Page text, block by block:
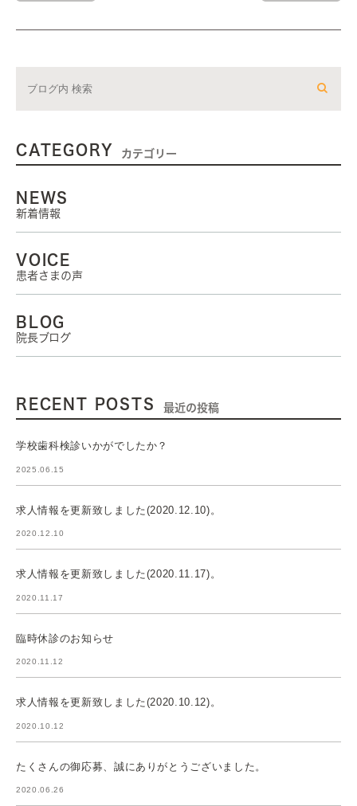
CATEGORY カテゴリー
NEWS
新着情報
VOICE
患者さまの声
BLOG
院長ブログ
RECENT POSTS 最近の投稿
学校歯科検診いかがでしたか？
2025.06.15
求人情報を更新致しました(2020.12.10)。
2020.12.10
求人情報を更新致しました(2020.11.17)。
2020.11.17
臨時休診のお知らせ
2020.11.12
求人情報を更新致しました(2020.10.12)。
2020.10.12
たくさんの御応募、誠にありがとうございました。
2020.06.26